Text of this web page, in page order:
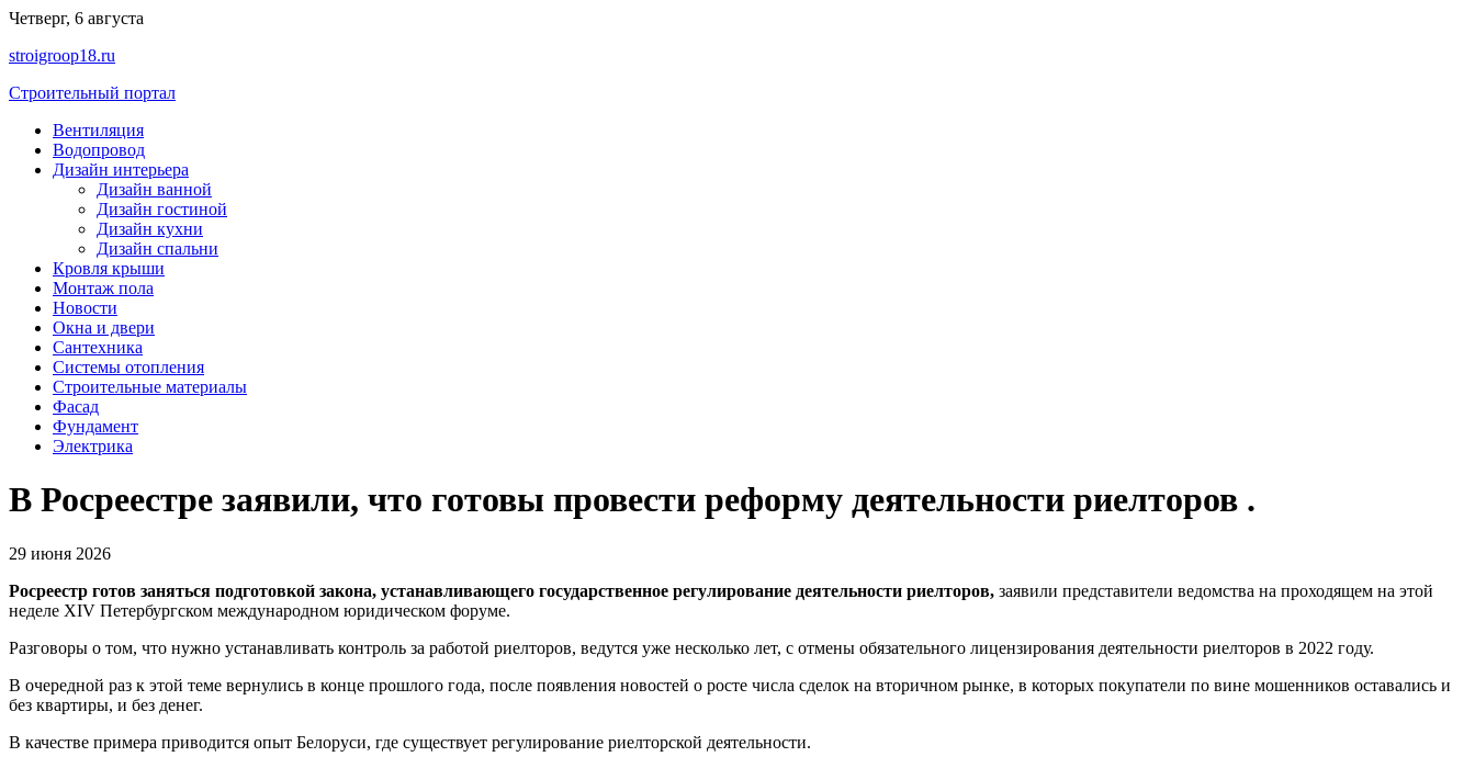
Перейти
содержимому
Четверг, 6 августа
stroigroop18.ru
Строительный портал
Вентиляция
Водопровод
Дизайн интерьера
Дизайн ванной
Дизайн гостиной
Дизайн кухни
Дизайн спальни
Кровля крыши
Монтаж пола
Новости
Окна и двери
Сантехника
Системы отопления
Строительные материалы
Фасад
Фундамент
Электрика
В Росреестре заявили, что готовы провести реформу деятельности риелторов .
29 июня 2026
Росреестр готов заняться подготовкой закона, устанавливающего государственное регулирование деятельности риелторов, заявили представители ведомства на проходящем на этой
неделе XIV Петербургском международном юридическом форуме.
Разговоры о том, что нужно устанавливать контроль за работой риелторов, ведутся уже несколько лет, с отмены обязательного лицензирования деятельности риелторов в 2022 году.
В очередной раз к этой теме вернулись в конце прошлого года, после появления новостей о росте числа сделок на вторичном рынке, в которых покупатели по вине мошенников оставались и
без квартиры, и без денег.
В качестве примера приводится опыт Белоруси, где существует регулирование риелторской деятельности.